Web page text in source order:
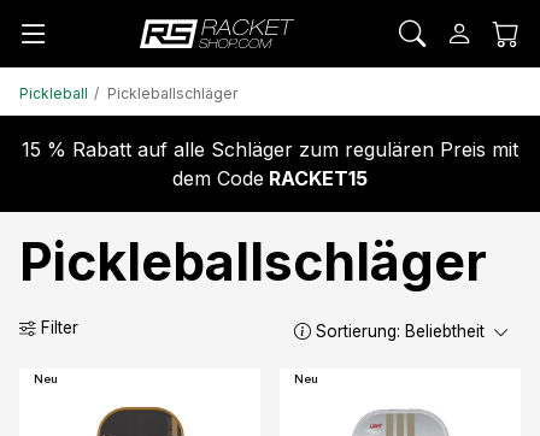
Pickleball Pickleballschläger
15 % Rabatt auf alle Schläger zum regulären Preis mit
dem Code RACKET15
Pickleballschläger
Filter Sortierung: Beliebtheit
Neu Neu